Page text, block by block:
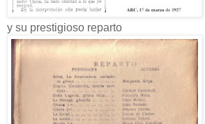
y su prestigioso reparto